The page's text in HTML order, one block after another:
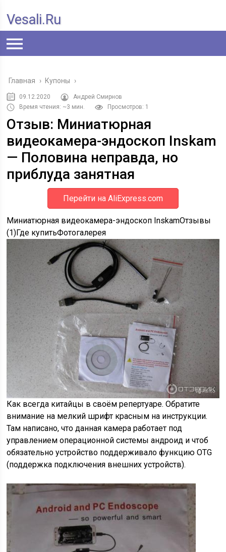
Vesali.ru
Главная › Купоны ›
09.12.2020
Андрей Смирнов
Время чтения: ~3 мин.
Просмотров: 1
Отзыв: Миниатюрная
видеокамера-эндоскоп Inskam
— Половина неправда, но
приблуда занятная
Перейти на AliExpress.com
Миниатюрная видеокамера-эндоскоп InskamОтзывы
(1)Где купитьФотогалерея
Как всегда китайцы в своём репертуаре. Обратите
внимание на мелкий шрифт красным на инструкции.
Там написано, что данная камера работает под
управлением операционной системы андроид и чтоб
обязательно устройство поддерживало функцию OTG
(поддержка подключения внешних устройств).